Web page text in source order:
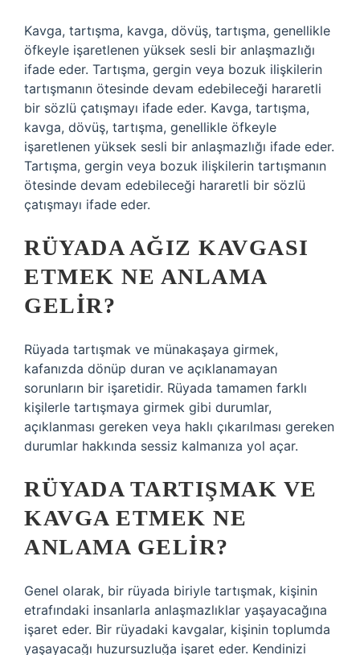
Kavga, tartışma, kavga, dövüş, tartışma, genellikle
öfkeyle işaretlenen yüksek sesli bir anlaşmazlığı
ifade eder. Tartışma, gergin veya bozuk ilişkilerin
tartışmanın ötesinde devam edebileceği hararetli
bir sözlü çatışmayı ifade eder. Kavga, tartışma,
kavga, dövüş, tartışma, genellikle öfkeyle
işaretlenen yüksek sesli bir anlaşmazlığı ifade eder.
Tartışma, gergin veya bozuk ilişkilerin tartışmanın
ötesinde devam edebileceği hararetli bir sözlü
çatışmayı ifade eder.
RÜYADA AĞIZ KAVGASI
ETMEK NE ANLAMA
GELIR?
Rüyada tartışmak ve münakaşaya girmek,
kafanızda dönüp duran ve açıklanamayan
sorunların bir işaretidir. Rüyada tamamen farklı
kişilerle tartışmaya girmek gibi durumlar,
açıklanması gereken veya haklı çıkarılması gereken
durumlar hakkında sessiz kalmanıza yol açar.
RÜYADA TARTIŞMAK VE
KAVGA ETMEK NE
ANLAMA GELIR?
Genel olarak, bir rüyada biriyle tartışmak, kişinin
etrafındaki insanlarla anlaşmazlıklar yaşayacağına
işaret eder. Bir rüyadaki kavgalar, kişinin toplumda
yaşayacağı huzursuzluğa işaret eder. Kendinizi